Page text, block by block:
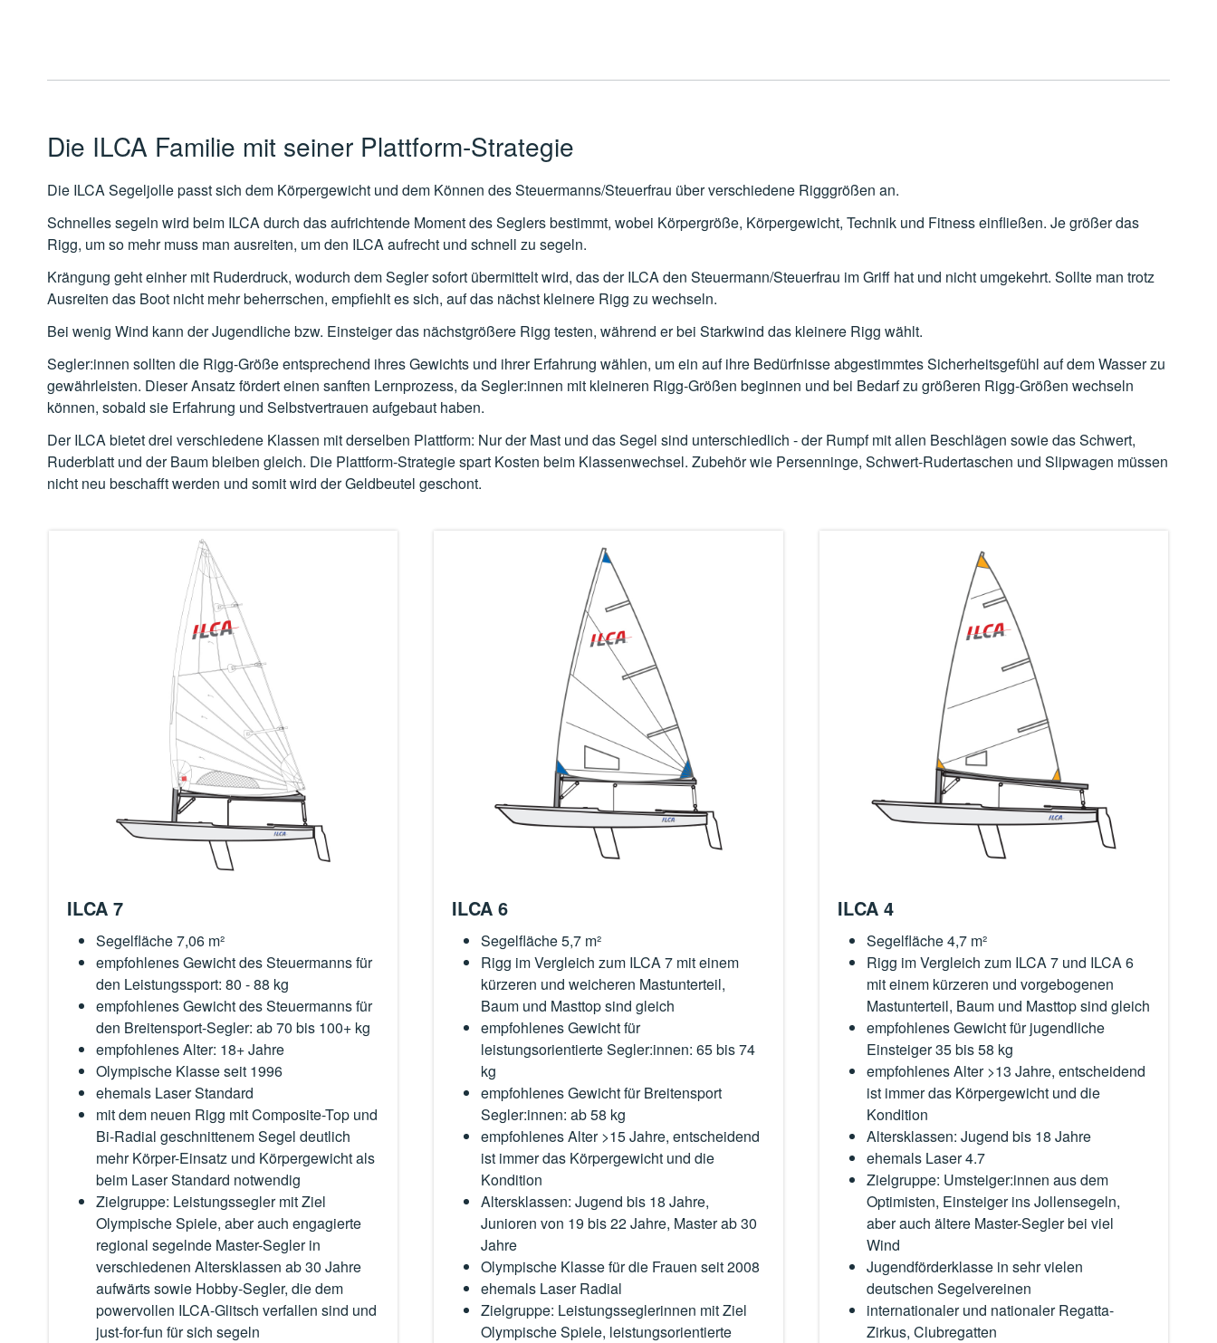
Die ILCA Familie mit seiner Plattform-Strategie
Die ILCA Segeljolle passt sich dem Körpergewicht und dem Können des Steuermanns/Steuerfrau über verschiedene Rigggrößen an.
Schnelles segeln wird beim ILCA durch das aufrichtende Moment des Seglers bestimmt, wobei Körpergröße, Körpergewicht, Technik und Fitness einfließen. Je größer das
Rigg, um so mehr muss man ausreiten, um den ILCA aufrecht und schnell zu segeln.
Krängung geht einher mit Ruderdruck, wodurch dem Segler sofort übermittelt wird, das der ILCA den Steuermann/Steuerfrau im Griff hat und nicht umgekehrt. Sollte man trotz
Ausreiten das Boot nicht mehr beherrschen, empfiehlt es sich, auf das nächst kleinere Rigg zu wechseln.
Bei wenig Wind kann der Jugendliche bzw. Einsteiger das nächstgrößere Rigg testen, während er bei Starkwind das kleinere Rigg wählt.
Segler:innen sollten die Rigg-Größe entsprechend ihres Gewichts und ihrer Erfahrung wählen, um ein auf ihre Bedürfnisse abgestimmtes Sicherheitsgefühl auf dem Wasser zu
gewährleisten. Dieser Ansatz fördert einen sanften Lernprozess, da Segler:innen mit kleineren Rigg-Größen beginnen und bei Bedarf zu größeren Rigg-Größen wechseln
können, sobald sie Erfahrung und Selbstvertrauen aufgebaut haben.
Der ILCA bietet drei verschiedene Klassen mit derselben Plattform: Nur der Mast und das Segel sind unterschiedlich - der Rumpf mit allen Beschlägen sowie das Schwert,
Ruderblatt und der Baum bleiben gleich. Die Plattform-Strategie spart Kosten beim Klassenwechsel. Zubehör wie Persenninge, Schwert-Rudertaschen und Slipwagen müssen
nicht neu beschafft werden und somit wird der Geldbeutel geschont.
ILCA 7
Segelfläche 7,06 m²
empfohlenes Gewicht des Steuermanns für
den Leistungssport: 80 - 88 kg
empfohlenes Gewicht des Steuermanns für
den Breitensport-Segler: ab 70 bis 100+ kg
empfohlenes Alter: 18+ Jahre
Olympische Klasse seit 1996
ehemals Laser Standard
mit dem neuen Rigg mit Composite-Top und
Bi-Radial geschnittenem Segel deutlich
mehr Körper-Einsatz und Körpergewicht als
beim Laser Standard notwendig
Zielgruppe: Leistungssegler mit Ziel
Olympische Spiele, aber auch engagierte
regional segelnde Master-Segler in
verschiedenen Altersklassen ab 30 Jahre
aufwärts sowie Hobby-Segler, die dem
powervollen ILCA-Glitsch verfallen sind und
just-for-fun für sich segeln
ILCA 6
Segelfläche 5,7 m²
Rigg im Vergleich zum ILCA 7 mit einem
kürzeren und weicheren Mastunterteil,
Baum und Masttop sind gleich
empfohlenes Gewicht für
leistungsorientierte Segler:innen: 65 bis 74
kg
empfohlenes Gewicht für Breitensport
Segler:innen: ab 58 kg
empfohlenes Alter >15 Jahre, entscheidend
ist immer das Körpergewicht und die
Kondition
Altersklassen: Jugend bis 18 Jahre,
Junioren von 19 bis 22 Jahre, Master ab 30
Jahre
Olympische Klasse für die Frauen seit 2008
ehemals Laser Radial
Zielgruppe: Leistungsseglerinnen mit Ziel
Olympische Spiele, leistungsorientierte
ILCA 4
Segelfläche 4,7 m²
Rigg im Vergleich zum ILCA 7 und ILCA 6
mit einem kürzeren und vorgebogenen
Mastunterteil, Baum und Masttop sind gleich
empfohlenes Gewicht für jugendliche
Einsteiger 35 bis 58 kg
empfohlenes Alter >13 Jahre, entscheidend
ist immer das Körpergewicht und die
Kondition
Altersklassen: Jugend bis 18 Jahre
ehemals Laser 4.7
Zielgruppe: Umsteiger:innen aus dem
Optimisten, Einsteiger ins Jollensegeln,
aber auch ältere Master-Segler bei viel
Wind
Jugendförderklasse in sehr vielen
deutschen Segelvereinen
internationaler und nationaler Regatta-
Zirkus, Clubregatten